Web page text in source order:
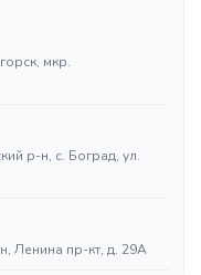
мкр.
р-н, с. Боград, ул.
Ленина пр-кт, д. 29А